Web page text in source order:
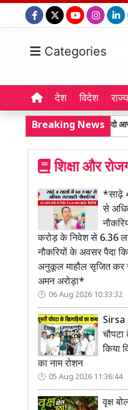
Categories
देश विदेश राज्य
Breaking News
बुलंदशहर में हत्या के दो आरोपी पुलिस
शिक्षा और
*साढ़े
से
करोड़ के निवेश से 6.36
नौकरियों के अवसर पैदा
अनुकूल माहौल सृजित कर
अमन अरोड़ा*
06 Aug 2026 10:33:32
Sirsa
किया
का नाम रोशन
05 Aug 2026 11:36:44
वृक्ष